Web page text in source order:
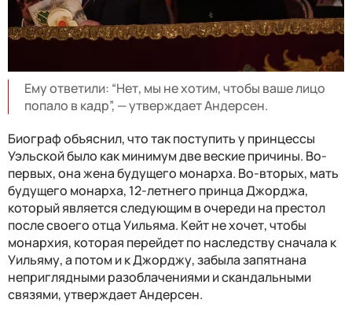
Ему ответили: “Нет, мы не хотим, чтобы ваше лицо
попало в кадр”, — утверждает Андерсен.
Биограф объяснил, что так поступить у принцессы
Уэльской было как минимум две веские причины. Во-
первых, она жена будущего монарха. Во-вторых, мать
будущего монарха, 12-летнего принца Джорджа,
который является следующим в очереди на престол
после своего отца Уильяма. Кейт не хочет, чтобы
монархия, которая перейдет по наследству сначала к
Уильяму, а потом и к Джорджу, забыла запятнана
неприглядными разоблачениями и скандальными
связями, утверждает Андерсен.